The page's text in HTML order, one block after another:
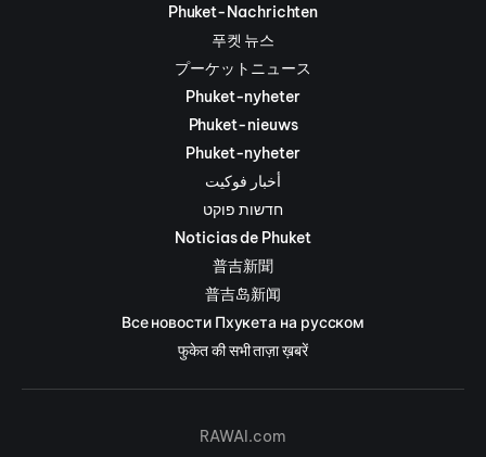
Phuket-Nachrichten
푸켓 뉴스
プーケットニュース
Phuket-nyheter
Phuket-nieuws
Phuket-nyheter
أخبار فوكيت
חדשות פוקט
Noticias de Phuket
普吉新聞
普吉岛新闻
Все новости Пхукета на русском
फुकेत की सभी ताज़ा ख़बरें
RAWAI.com